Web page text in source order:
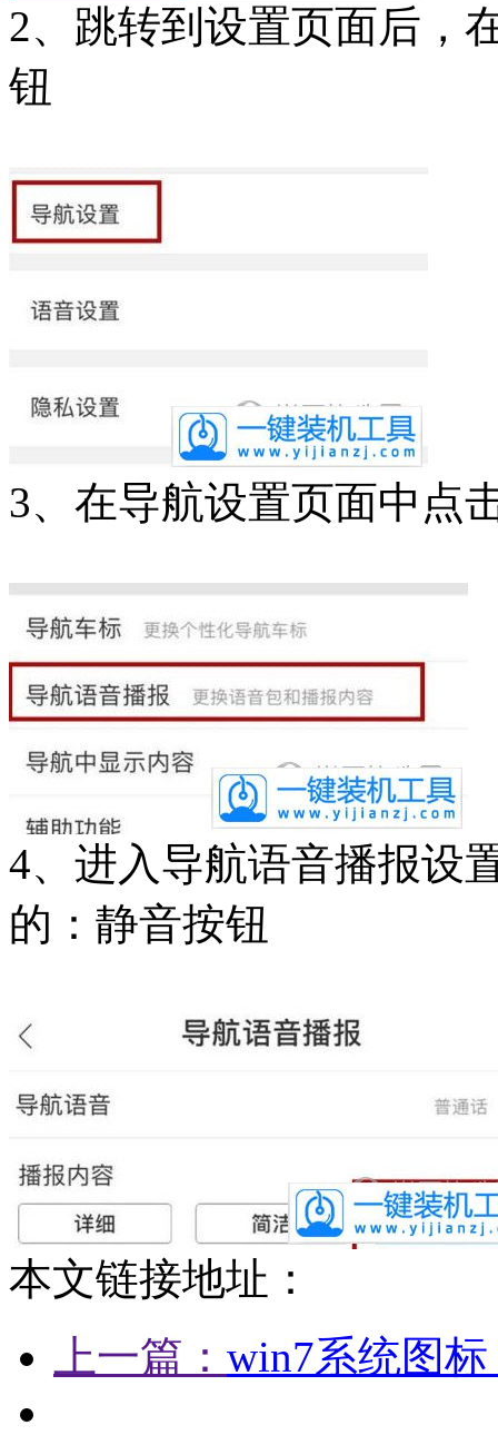
2、跳转到设置页面后，
钮
3、在导航设置页面中点
4、进入导航语音播报设
的：静音按钮
本文链接地址：
上一篇： win7系统图